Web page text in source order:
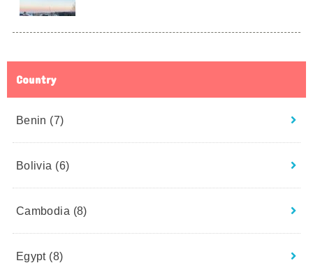
Country
Benin (7)
Bolivia (6)
Cambodia (8)
Egypt (8)